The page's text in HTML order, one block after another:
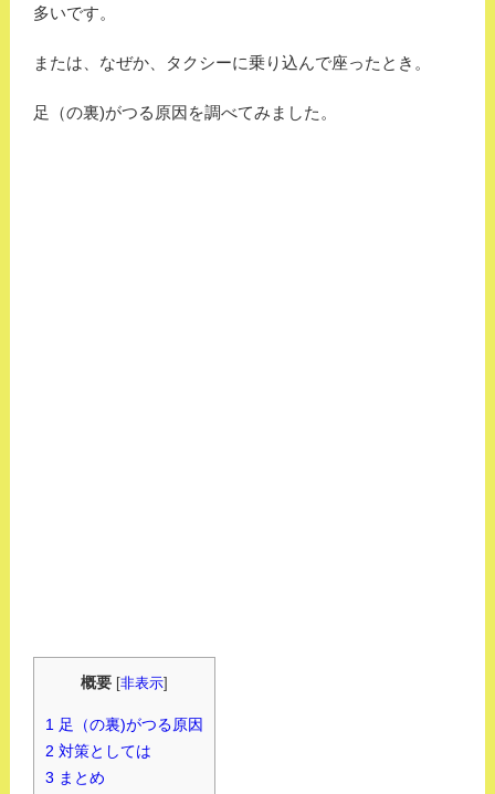
多いです。
または、なぜか、タクシーに乗り込んで座ったとき。
足（の裏)がつる原因を調べてみました。
概要 [非表示]
1足（の裏)がつる原因
2 対策としては
3 まとめ